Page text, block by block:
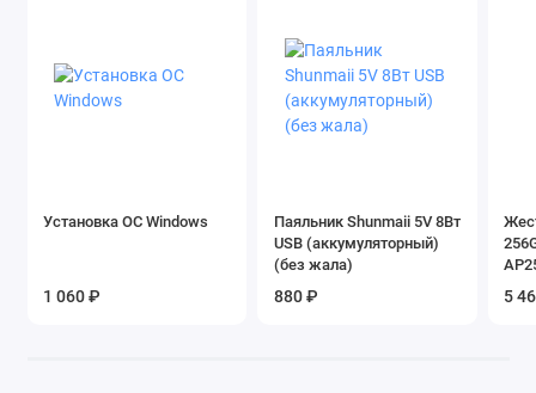
Установка ОС Windows
1 060 ₽
Паяльник Shunmaii 5V 8Вт
USB (аккумуляторный)
(без жала)
880 ₽ 5